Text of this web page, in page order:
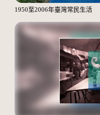
1950至2006年臺灣常民生活